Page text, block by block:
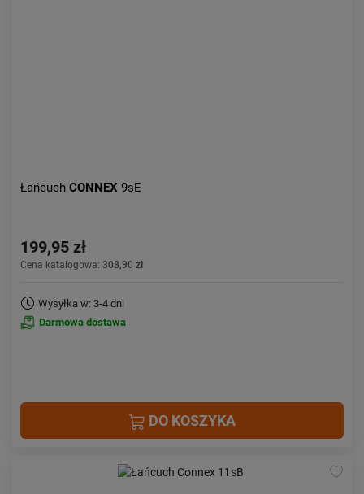
Łańcuch CONNEX 9sE
199,95 zł
Cena katalogowa: 308,90 zł
Wysyłka w: 3-4 dni
Darmowa dostawa
DO KOSZYKA